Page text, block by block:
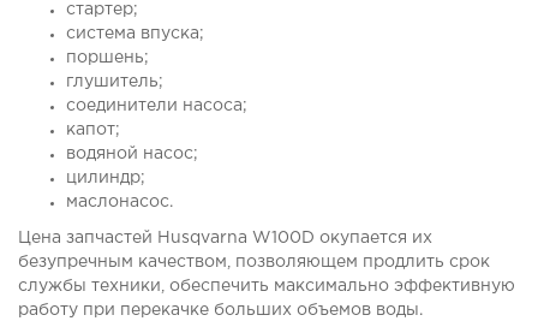
стартер;
система впуска;
поршень;
глушитель;
соединители насоса;
капот;
водяной насос;
цилиндр;
маслонасос.
Цена запчастей Husqvarna W100D окупается их
безупречным качеством, позволяющем продлить срок
службы техники, обеспечить максимально эффективную
работу при перекачке больших объемов воды.